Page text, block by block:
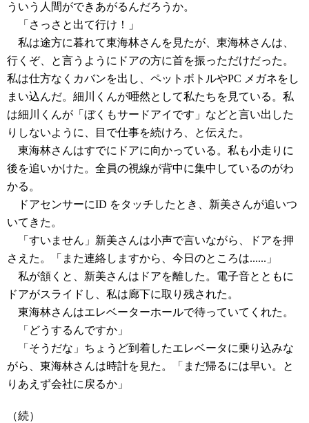
ういう人間ができあがるんだろうか。
「さっさと出て行け！」
私は途方に暮れて東海林さんを見たが、東海林さんは、
行くぞ、と言うようにドアの方に首を振っただけだった。
私は仕方なくカバンを出し、ペットボトルやPC メガネをし
まい込んだ。細川くんが唖然として私たちを見ている。私
は細川くんが「ぼくもサードアイです」などと言い出した
りしないように、目で仕事を続けろ、と伝えた。
東海林さんはすでにドアに向かっている。私も小走りに
後を追いかけた。全員の視線が背中に集中しているのがわ
かる。
ドアセンサーにID をタッチしたとき、新美さんが追いつ
いてきた。
「すいません」新美さんは小声で言いながら、ドアを押
さえた。「また連絡しますから、今日のところは......」
私が頷くと、新美さんはドアを離した。電子音とともに
ドアがスライドし、私は廊下に取り残された。
東海林さんはエレベーターホールで待っていてくれた。
「どうするんですか」
「そうだな」ちょうど到着したエレベータに乗り込みな
がら、東海林さんは時計を見た。「まだ帰るには早い。と
りあえず会社に戻るか」
（続）